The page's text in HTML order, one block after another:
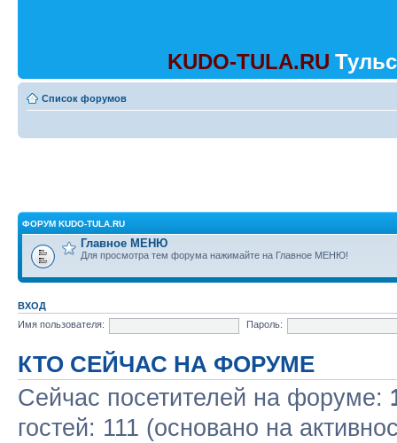
KUDO-TULA.RU
Список форумов
ФОРУМ KUDO-TULA.RU
Главное МЕНЮ
Для просмотра тем форума нажимайте на Главное МЕНЮ!
ВХОД
Имя пользователя:
Пароль:
КТО СЕЙЧАС НА ФОРУМЕ
Сейчас посетителей на форуме:
гостей: 111 (основано на